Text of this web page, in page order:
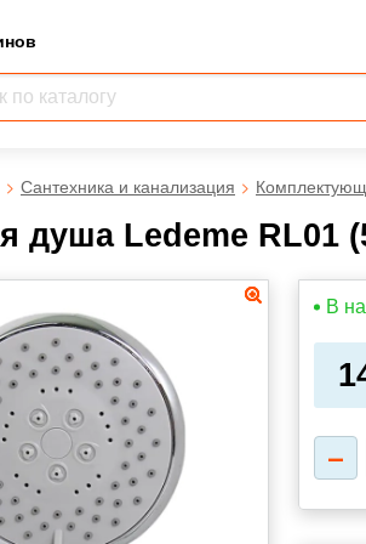
Сантехника и канализация
душа Ledeme RL01
В